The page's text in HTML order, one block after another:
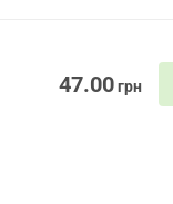
47.00грн